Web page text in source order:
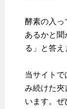
酵素の入っ
あるかと聞
る」と答え
当サイトで
み続けた夾
います。ぜ